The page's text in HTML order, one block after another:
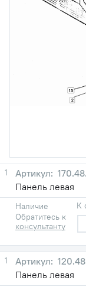
2
13
1
Панель левая
Наличие
Обратитесь к
консультанту
К
1
Панель левая